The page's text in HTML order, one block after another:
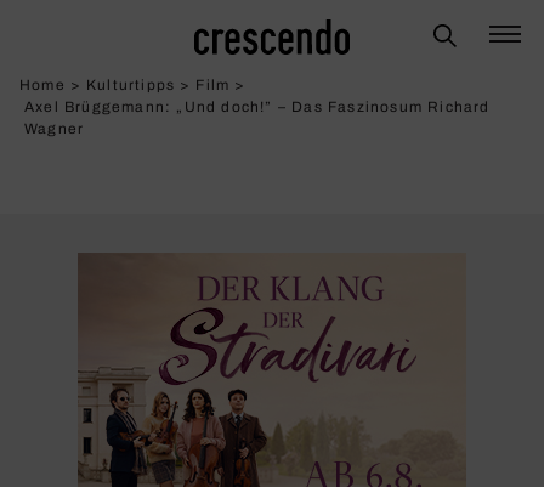
Home > Kulturtipps > Film >
Axel Brüggemann: „Und doch!” – Das Faszi­nosum Richard
Wagner